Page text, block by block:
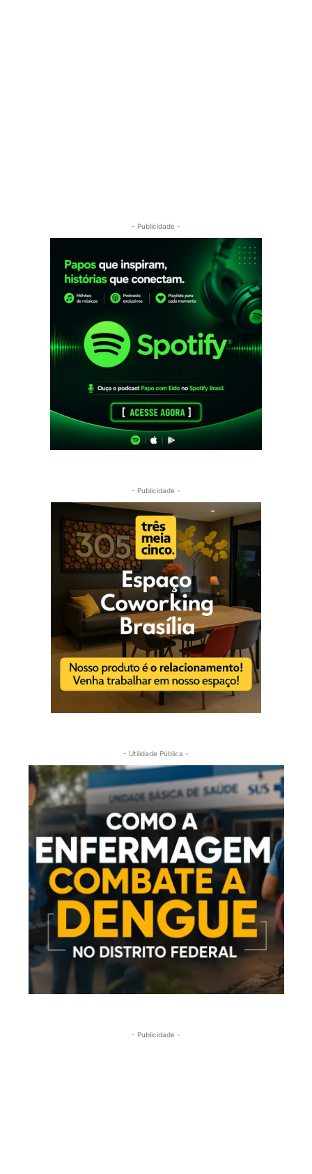
- Publicidade -
- Publicidade -
- Utilidade Pública -
- Publicidade -